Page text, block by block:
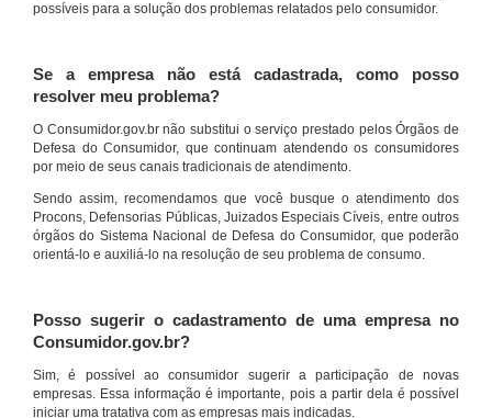
possíveis para a solução dos problemas relatados pelo consumidor.
Se a empresa não está cadastrada, como posso
resolver meu problema?
O Consumidor.gov.br não substitui o serviço prestado pelos Órgãos de
Defesa do Consumidor, que continuam atendendo os consumidores
por meio de seus canais tradicionais de atendimento.
Sendo assim, recomendamos que você busque o atendimento dos
Procons, Defensorias Públicas, Juizados Especiais Cíveis, entre outros
órgãos do Sistema Nacional de Defesa do Consumidor, que poderão
orientá-lo e auxiliá-lo na resolução de seu problema de consumo.
Posso sugerir o cadastramento de uma empresa no
Consumidor.gov.br?
Sim, é possível ao consumidor sugerir a participação de novas
empresas. Essa informação é importante, pois a partir dela é possível
iniciar uma tratativa com as empresas mais indicadas.